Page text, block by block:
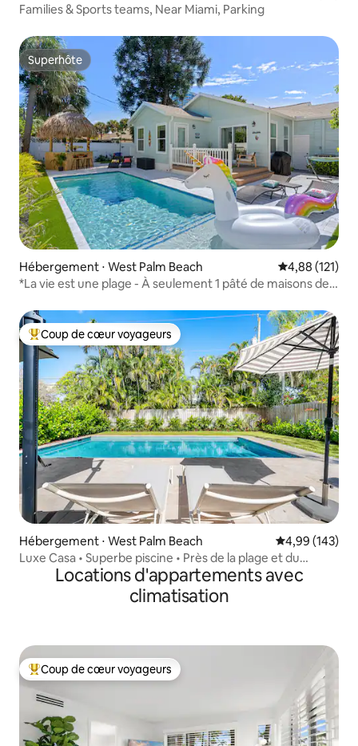
Families & Sports teams, Near Miami, Parking
Superhôte
Superhôte
Hébergement ⋅ West Palm Beach Évaluation
4,88 (121)
*La vie est une plage - À seulement 1 pâté de maisons de
Coups de cœur voyageurs les plus appréciés
Coup de cœur voyageurs
Hébergement ⋅ West Palm Beach Évaluation
4,99 (143)
Luxe Casa • Superbe piscine • Près de la plage et du
centre-villeLocations d'appartements avec
climatisation
Coups de cœur voyageurs les plus appréciés
Coup de cœur voyageurs